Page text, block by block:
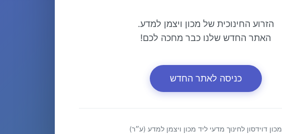
הזרוע החינוכית של מכון ויצמן למדע.
האתר החדש שלנו כבר מחכה לכם!
כניסה לאתר החדש
מכון דוידסון לחינוך מדעי ליד מכון ויצמן למדע (ע״ר)